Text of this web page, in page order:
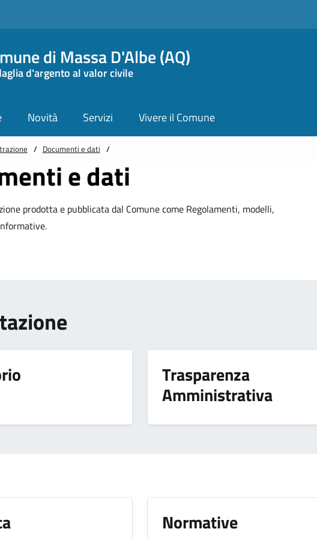
di Massa D'Albe (AQ)
d'argento al valor civile
Novità Servizi Vivere il Comune
/ Documenti e dati /
e dati
prodotta e pubblicata dal Comune come Regolamenti, modelli,
Trasparenza
Amministrativa
Normative